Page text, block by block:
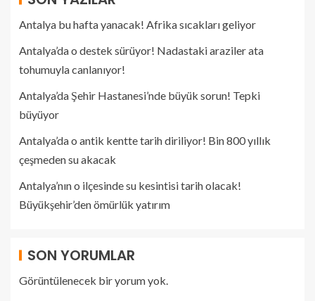
Antalya bu hafta yanacak! Afrika sıcakları geliyor
Antalya’da o destek sürüyor! Nadastaki araziler ata
tohumuyla canlanıyor!
Antalya’da Şehir Hastanesi’nde büyük sorun! Tepki
büyüyor
Antalya’da o antik kentte tarih diriliyor! Bin 800 yıllık
çeşmeden su akacak
Antalya’nın o ilçesinde su kesintisi tarih olacak!
Büyükşehir’den ömürlük yatırım
SON YORUMLAR
Görüntülenecek bir yorum yok.